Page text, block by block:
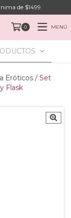
de $1499
0 MENÚ
Eróticos / Set
Flask